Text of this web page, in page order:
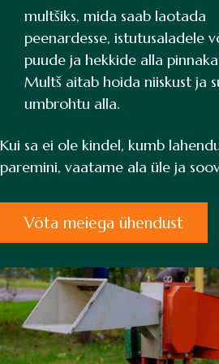
multšiks, mida saab laotada
peenardesse, istutusaladele
puude ja hekkide alla
Multš aitab hoida niiskust ja
umbrohtu alla.
Kui sa ei ole kindel, kumb
paremini, vaatame ala üle ja
Võta meiega ühendust